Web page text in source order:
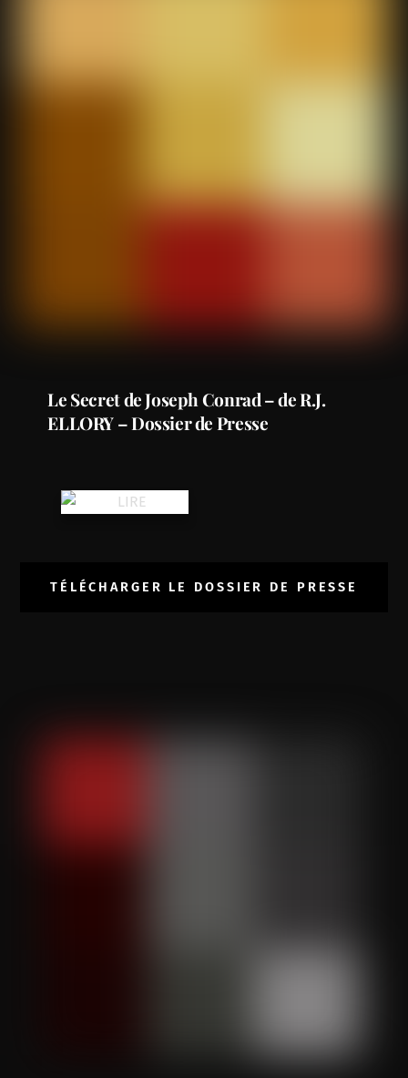
Le Secret de Joseph Conrad – de R.J.
ELLORY – Dossier de Presse
TÉLÉCHARGER LE DOSSIER DE PRESSE